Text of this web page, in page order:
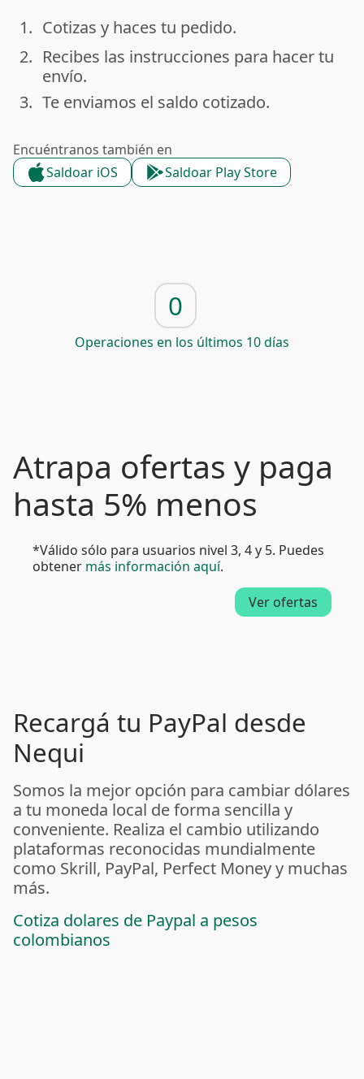
done
1. Cotizas y haces tu pedido.
done
2. Recibes las instrucciones para hacer tu
envío.
done
3. Te enviamos el saldo cotizado.
Encuéntranos también en
Saldoar iOS
Saldoar Play Store
0
Operaciones en los últimos 10 días
Atrapa ofertas y paga
hasta 5% menos
*Válido sólo para usuarios nivel 3, 4 y 5. Puedes
obtener más información aquí.
Ver ofertas
Recargá tu PayPal desde
Nequi
Somos la mejor opción para cambiar dólares
a tu moneda local de forma sencilla y
conveniente. Realiza el cambio utilizando
plataformas reconocidas mundialmente
como Skrill, PayPal, Perfect Money y muchas
más.
Cotiza dolares de Paypal a pesos
colombianos